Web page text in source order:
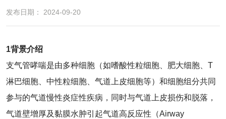
发布日期： 2024-09-20
1背景介绍
支气管哮喘是由多种细胞（如嗜酸性粒细胞、肥大细胞、T
淋巴细胞、中性粒细胞、气道上皮细胞等）和细胞组分共同
参与的气道慢性炎症性疾病，同时与气道上皮损伤和脱落，
气道壁增厚及黏膜水肿引起气道高反应性（Airway